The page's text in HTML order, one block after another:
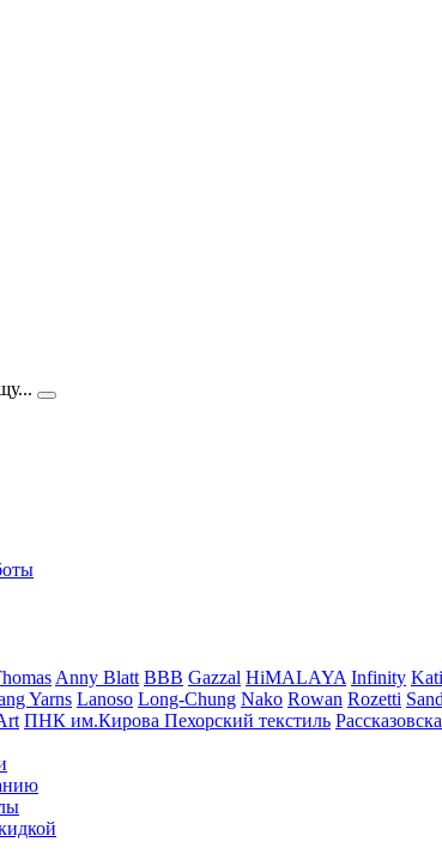
Anny Blatt BBB Gazzal HiMALAYA Infinity
Yarns Lanoso Long-Chung Nako Rowan Rozetti
ПНК им.Кирова Пехорский текстиль